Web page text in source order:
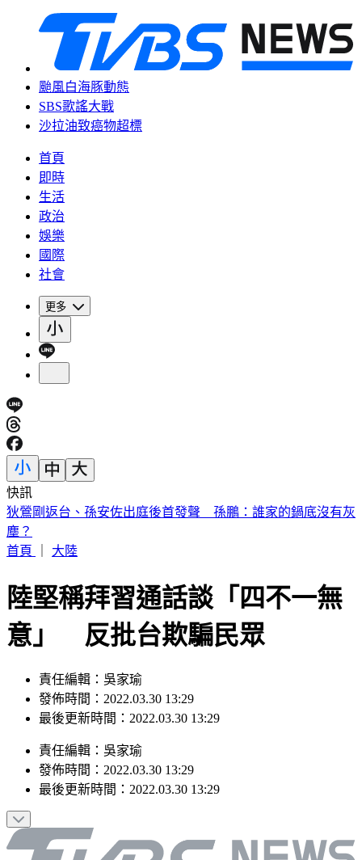
颱風白海豚動態
SBS歌謠大戰
沙拉油致癌物超標
首頁
即時
生活
政治
娛樂
國際
社會
更多
快訊
退休軍公教月退金傳加碼近6％ 行政院：最晚10月與立院溝
通
首頁
大陸
陸堅稱拜習通話談「四不一無
意」 反批台欺騙民眾
責任編輯：吳家瑜
發佈時間：2022.03.30 13:29
最後更新時間：2022.03.30 13:29
責任編輯 ： 吳家瑜
發佈時間： 2022.03.30 13:29
最後更新時間： 2022.03.30 13:29